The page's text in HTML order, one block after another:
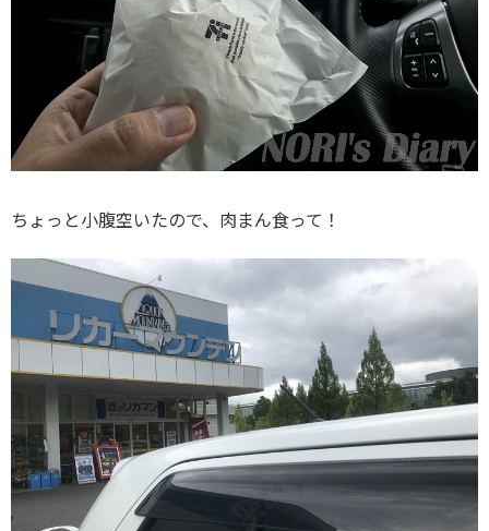
ちょっと小腹空いたので、肉まん食って！